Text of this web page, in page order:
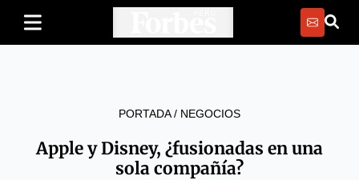
PORTADA/ NEGOCIOS
Apple y Disney, ¿fusionadas en una
sola compañía?